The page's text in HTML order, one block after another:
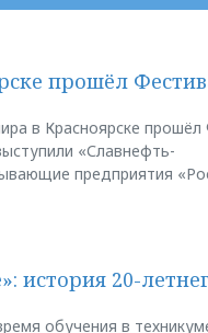
прошёл
в Красноярске прошёл
«Славнефть-
предприятия
история 20-
обучения в